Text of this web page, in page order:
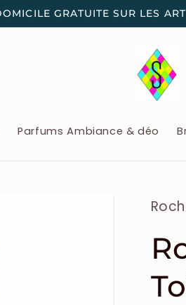
GRATUITE SUR LES
Parfums Ambiance & déo